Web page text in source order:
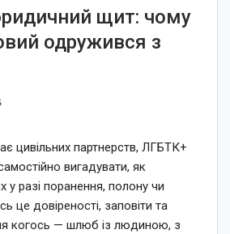
щит: чому
одружився з
цивільних партнерств, ЛГБТК+
вигадувати, як
у разі поранення, полону чи
це довіреності, заповіти та
когось — шлюб із людиною, з